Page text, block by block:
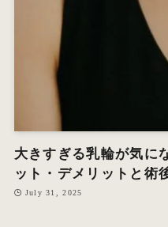
大きすぎる乳輪が気に
ット・デメリットと術
July 31, 2025